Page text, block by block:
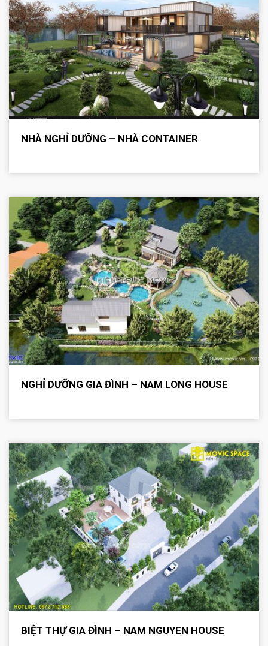
NHÀ NGHỈ DƯỠNG – NHÀ CONTAINER
NGHỈ DƯỠNG GIA ĐÌNH – NAM LONG HOUSE
BIỆT THỰ GIA ĐÌNH – NAM NGUYEN HOUSE